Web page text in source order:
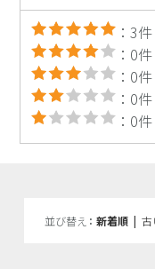
：3件
：0件
：0件
：0件
：0件
並び替え 新着順 | 古